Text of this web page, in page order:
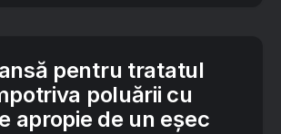
pentru tratatul
poluării cu
apropie de un eșec